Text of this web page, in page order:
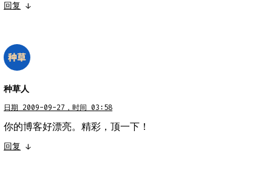
回复 ↓
种草人
日期 2009-09-27，时间 03:58
你的博客好漂亮。精彩，顶一下！
回复 ↓